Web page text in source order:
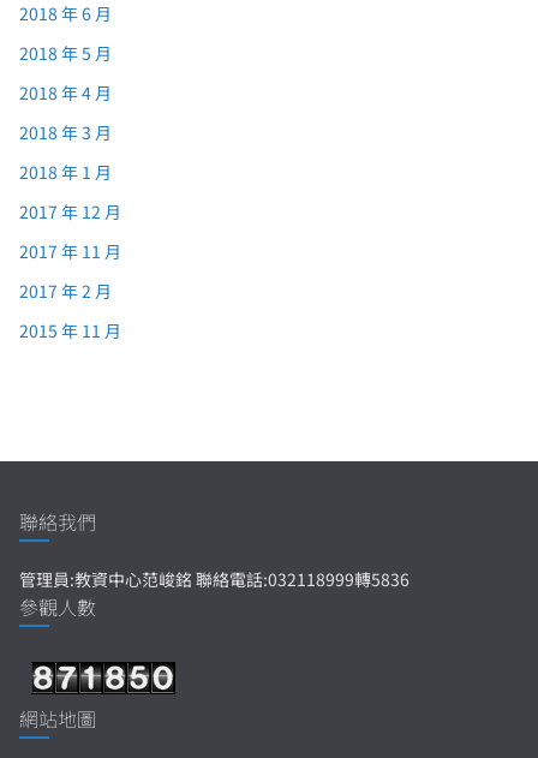
2018 年 6 月
2018 年 5 月
2018 年 4 月
2018 年 3 月
2018 年 1 月
2017 年 12 月
2017 年 11 月
2017 年 2 月
2015 年 11 月
聯絡我們
管理員:教資中心范峻銘 聯絡電話:032118999轉5836
參觀人數
網站地圖